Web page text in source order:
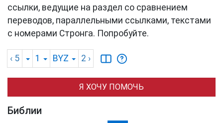
ссылки, ведущие на раздел со сравнением
переводов, параллельными ссылками, текстами
с номерами Стронга. Попробуйте.
‹ 5 1 BYZ 2 ›
Я ХОЧУ ПОМОЧЬ
Библии